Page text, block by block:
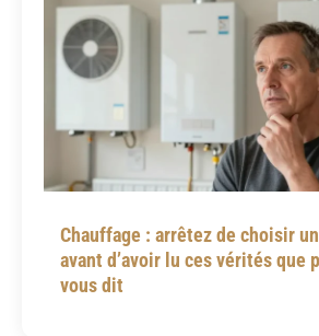
Chauffage : arrêtez de choisir
avant d’avoir lu ces vérités que
vous dit